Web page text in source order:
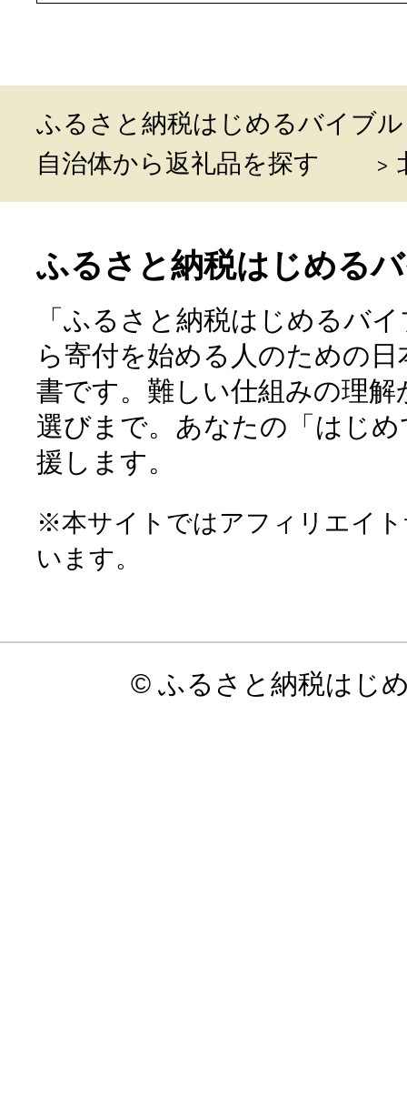
ふるさと納税はじめるバイブル
自治体から返礼品を探す
ふるさと納税はじめる
「ふるさと納税はじめるバ
ら寄付を始める人のための
書です。難しい仕組みの理
選びまで。あなたの「はじ
援します。
※本サイトではアフィリエイ
います。
© ふるさと納税はじ